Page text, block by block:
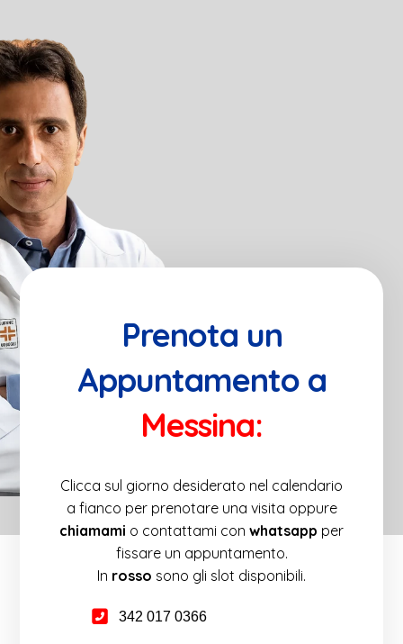
Prenota un
Appuntamento a
Messina:
Clicca sul giorno desiderato nel calendario
a fianco per prenotare una visita oppure
chiamami o contattami con whatsapp per
fissare un appuntamento.
In rosso sono gli slot disponibili.
342 017 0366